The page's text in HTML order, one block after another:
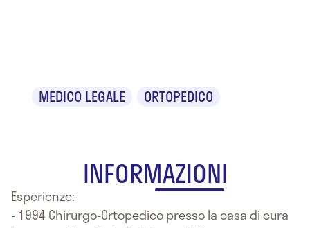
MEDICO LEGALE ORTOPEDICO
INFORMAZIONI
Esperienze:
- 1994 Chirurgo-Ortopedico presso la casa di cura